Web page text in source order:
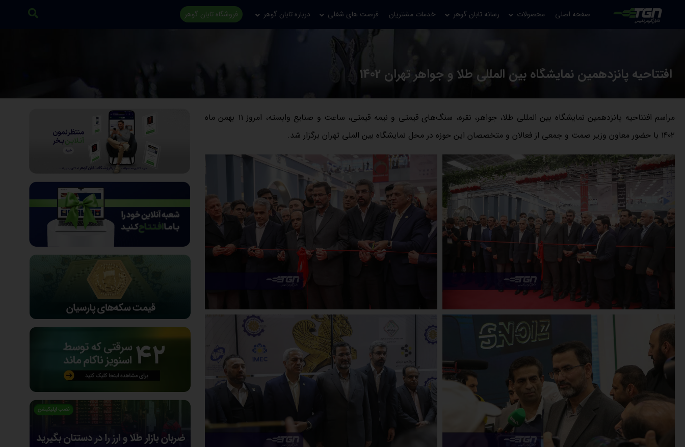
صفحه اصلی محصولات رسانه تابان گوهر خدمات مشتریان فرصت های شغلی درباره تابان گوهر فروشگاه تابان گوهر
افتتاحیه پانزدهمین نمایشگاه بین المللی طلا و جواهر تهران 1402
مراسم افتتاحیه پانزدهمین نمایشگاه بین المللی طلا، جواهر، نقره، سنگ‌های قیمتی و نیمه قیمتی، ساعت و صنایع وابسته، امروز ۱۱ بهمن ماه
۱۴۰۲ با حضور معاون وزیر صمت و جمعی از فعالان و متخصصان این حوزه در محل نمایشگاه بین الملی تهران برگزار شد.